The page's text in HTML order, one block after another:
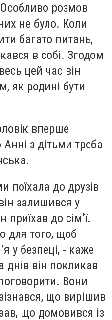
розмов
не було. Коли
багато питань,
в собі. Згодом
цей час він
як родині бути
вперше
з дітьми треба
поїхала до друзів
залишився у
приїхав до сім’ї.
для того, щоб
у безпеці, - каже
днів він покликав
Вони
що вирішив
що домовився із